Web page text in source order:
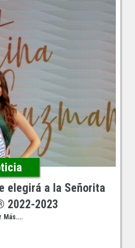
elegirá a la Señorita
2022-2023
Más....